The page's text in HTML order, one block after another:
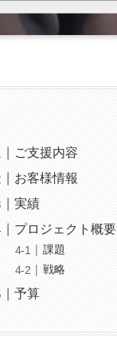
ご支援内容
お客様情報
実績
プロジェクト概要
課題
戦略
予算